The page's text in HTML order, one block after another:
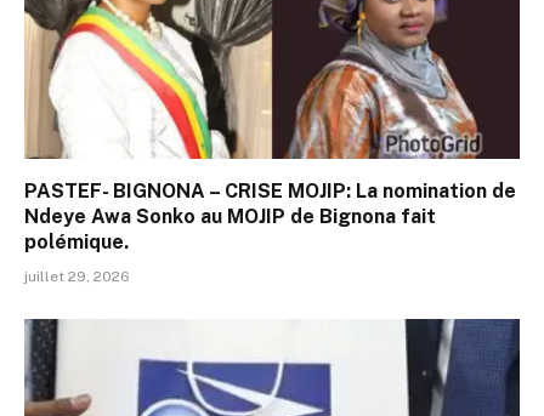
PASTEF- BIGNONA – CRISE MOJIP: La nomination de
Ndeye Awa Sonko au MOJIP de Bignona fait
polémique.
juillet 29, 2026